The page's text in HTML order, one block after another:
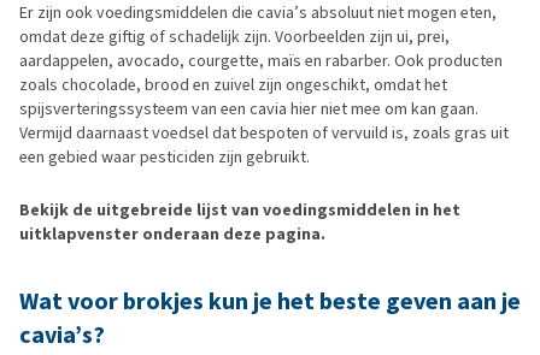
Er zijn ook voedingsmiddelen die cavia’s absoluut niet mogen eten,
omdat deze giftig of schadelijk zijn. Voorbeelden zijn ui, prei,
aardappelen, avocado, courgette, maïs en rabarber. Ook producten
zoals chocolade, brood en zuivel zijn ongeschikt, omdat het
spijsverteringssysteem van een cavia hier niet mee om kan gaan.
Vermijd daarnaast voedsel dat bespoten of vervuild is, zoals gras uit
een gebied waar pesticiden zijn gebruikt.
Bekijk de uitgebreide lijst van voedingsmiddelen in het
uitklapvenster onderaan deze pagina.
Wat voor brokjes kun je het beste geven aan je
cavia’s?